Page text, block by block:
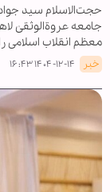
حجت‌الاسلام سید
جامعه عروةالوثقیٰ
معظم انقلاب اسلامی
خبر ۱۴۰۴-۱۲-۱۴ ۱۶:۴۳